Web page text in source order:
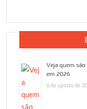
Veja quem
em 2026
6 de agosto de